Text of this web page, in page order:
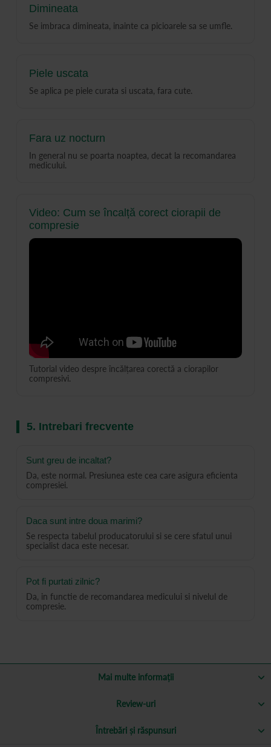
Dimineata
Se imbraca dimineata, inainte ca picioarele sa se umfle.
Piele uscata
Se aplica pe piele curata si uscata, fara cute.
Fara uz nocturn
In general nu se poarta noaptea, decat la recomandarea
medicului.
Video: Cum se încalță corect ciorapii de
compresie
Tutorial video despre încălțarea corectă a ciorapilor
compresivi.
5. Intrebari frecvente
Sunt greu de incaltat?
Da, este normal. Presiunea este cea care asigura eficienta
compresiei.
Daca sunt intre doua marimi?
Se respecta tabelul producatorului si se cere sfatul unui
specialist daca este necesar.
Pot fi purtati zilnic?
Da, in functie de recomandarea medicului si nivelul de
compresie.
Mai multe informații
Review-uri
Întrebări și răspunsuri